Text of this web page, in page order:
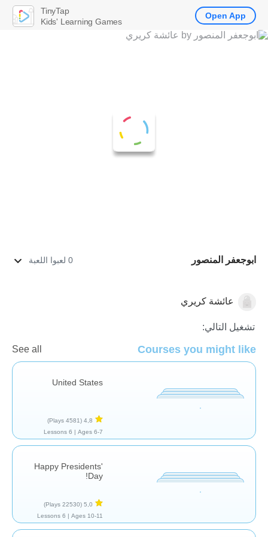
ابوجعفر المنصور 0 لعبوا اللعبة
تاريخ عائشة كريري
تشغيل التالي:
Courses you might like
See all
United States
4,8
(4581 Plays)
Ages 6-7 |
6 Lessons
Happy Presidents'
Day!
5,0
(22530 Plays)
Ages 10-11 |
6 Lessons
TinyTap
Kids' Learning Games
Open App